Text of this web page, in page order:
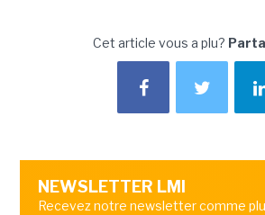
Cet article vous a plu?
NEWSLETTER LMI
Recevez notre newsletter comme